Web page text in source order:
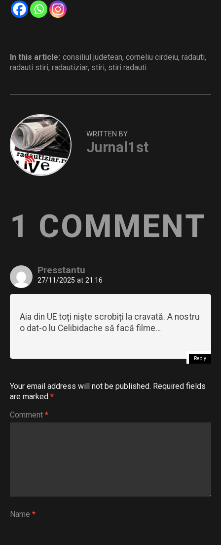
In this article: consiliul judetean, corneliu cirdeiu, radauti,
radauti stiri, radautiziar, stiri, stiri radauti
WRITTEN BY
Jurnal1st
1 COMMENT
Presstantu
27/11/2025 at 21:16
Aia din UE toți niște scrobiți la cravată. A nostru
o dat-o lu Celibidache să facă filme…
Reply
Your email address will not be published. Required fields
are marked *
Comment *
Name *